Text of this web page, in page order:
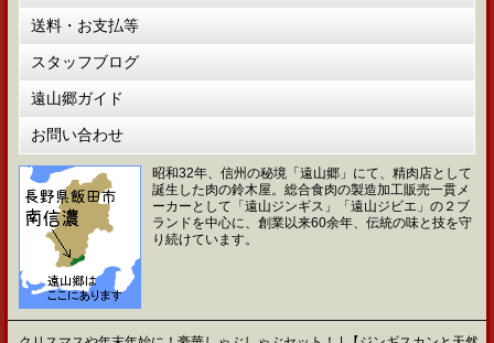
送料・お支払等
スタッフブログ
遠山郷ガイド
お問い合わせ
昭和32年、信州の秘境「遠山郷」にて、精肉店として
誕生した肉の鈴木屋。総合食肉の製造加工販売一貫メ
ーカーとして「遠山ジンギス」「遠山ジビエ」の２ブ
ランドを中心に、創業以来60余年、伝統の味と技を守
り続けています。